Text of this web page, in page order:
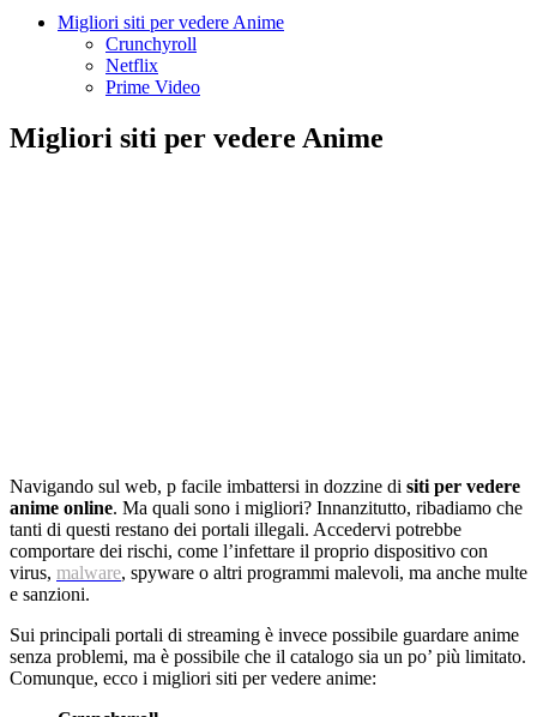
Migliori siti per vedere Anime
Crunchyroll
Netflix
Prime Video
Migliori siti per vedere Anime
Navigando sul web, p facile imbattersi in dozzine di siti per vedere
anime online. Ma quali sono i migliori? Innanzitutto, ribadiamo che
tanti di questi restano dei portali illegali. Accedervi potrebbe
comportare dei rischi, come l’infettare il proprio dispositivo con
virus, malware, spyware o altri programmi malevoli, ma anche multe
e sanzioni.
Sui principali portali di streaming è invece possibile guardare anime
senza problemi, ma è possibile che il catalogo sia un po’ più limitato.
Comunque, ecco i migliori siti per vedere anime: